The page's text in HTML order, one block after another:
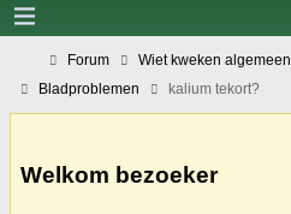
Forum Wiet kweken algemeen
Bladproblemen
kalium tekort?
Welkom bezoeker